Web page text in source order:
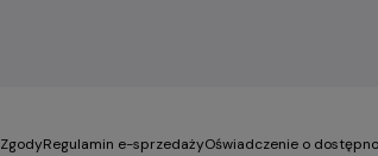
ZgodyRegulamin e-sprzedażyOświadczenie o